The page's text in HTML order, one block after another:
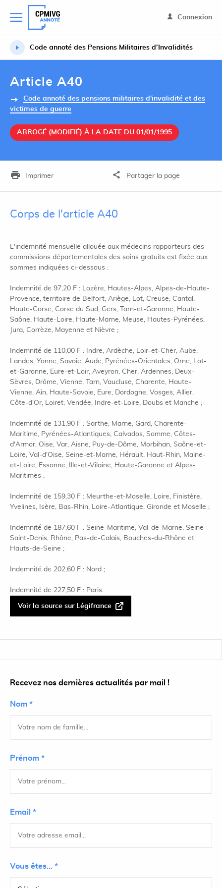
Connexion
Code annoté des Pensions Militaires d’Invalidités
Article A40
Code annoté des pensions militaires d'invalidité et des
victimes de guerre
ABROGÉ (MODIFIÉ) À LA DATE DU 01/01/1995
Imprimer Partager la page
Corps de l'article A40
L'indemnité mensuelle allouée aux médecins rapporteurs des
commissions départementales des soins gratuits est fixée aux
sommes indiquées ci-dessous :
Indemnité de 97,20 F : Lozère, Hautes-Alpes, Alpes-de-Haute-
Provence, territoire de Belfort, Ariège, Lot, Creuse, Cantal,
Haute-Corse, Corse du Sud, Gers, Tarn-et-Garonne, Haute-
Saône, Haute-Loire, Haute-Marne, Meuse, Hautes-Pyrénées,
Jura, Corrèze, Mayenne et Nièvre ;
Indemnité de 110,00 F : Indre, Ardèche, Loir-et-Cher, Aube,
Landes, Yonne, Savoie, Aude, Pyrénées-Orientales, Orne, Lot-
et-Garonne, Eure-et-Loir, Aveyron, Cher, Ardennes, Deux-
Sèvres, Drôme, Vienne, Tarn, Vaucluse, Charente, Haute-
Vienne, Ain, Haute-Savoie, Eure, Dordogne, Vosges, Allier,
Côte-d'Or, Loiret, Vendée, Indre-et-Loire, Doubs et Manche ;
Indemnité de 131,90 F : Sarthe, Marne, Gard, Charente-
Maritime, Pyrénées-Atlantiques, Calvados, Somme, Côtes-
d'Armor, Oise, Var, Aisne, Puy-de-Dôme, Morbihan, Saône-et-
Loire, Val-d'Oise, Seine-et-Marne, Hérault, Haut-Rhin, Maine-
et-Loire, Essonne, Ille-et-Vilaine, Haute-Garonne et Alpes-
Maritimes ;
Indemnité de 159,30 F : Meurthe-et-Moselle, Loire, Finistère,
Yvelines, Isère, Bas-Rhin, Loire-Atlantique, Gironde et Moselle ;
Indemnité de 187,60 F : Seine-Maritime, Val-de-Marne, Seine-
Saint-Denis, Rhône, Pas-de-Calais, Bouches-du-Rhône et
Hauts-de-Seine ;
Indemnité de 202,60 F : Nord ;
Indemnité de 227,50 F : Paris.
Voir la source sur Légifrance
Recevez nos dernières actualités par mail !
Nom *
Prénom *
Email *
Vous êtes... *